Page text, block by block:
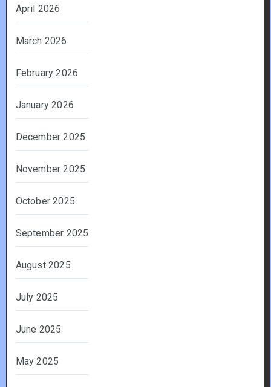
April 2026
March 2026
February 2026
January 2026
December 2025
November 2025
October 2025
September 2025
August 2025
July 2025
June 2025
May 2025